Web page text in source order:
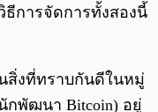
การจัดการทั้งสองนี้
นสิ่งที่ทราบกันดีในหมู่
พัฒนา Bitcoin) อยู่